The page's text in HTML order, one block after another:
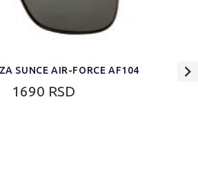
SUNCE AIR-FORCE AF104
1690 RSD